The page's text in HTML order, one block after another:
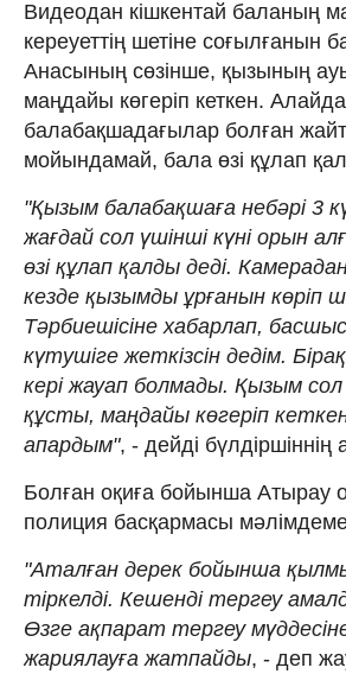
Видеодан кішкентай баланың
кереуеттің шетіне соғылғанын
Анасының сөзінше, қызының
маңдайы көгеріп кеткен. Алайда
балабақшадағылар болған
мойындамай, бала өзі құлап
"Қызым балабақшаға небәрі 3
жағдай сол үшінші күні орын
өзі құлап қалды деді.
кезде қызымды ұрғанын көріп
Тәрбиешісіне хабарлап,
күтушіге жеткізсін дедім.
кері жауап болмады. Қызым сол
құсты, маңдайы көгеріп
апардым", - дейді бүлдіршіннің
Болған оқиға бойынша Атырау
полиция басқармасы
"Аталған дерек бойынша
тіркелді. Кешенді тергеу
Өзге ақпарат тергеу
жариялауға жатпайды, - деп